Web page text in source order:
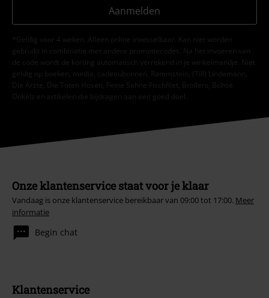
Aanmelden
*Geldig voor 4 weken. Alleen online inwisselbaar. Kan niet worden
gebruikt in combinatie met andere promotiecodes. Na het invoeren van
de code wordt de korting automatisch verrekend in je winkelmandje. Niet
geldig op boeken, media, cadeaubonnen, Rammstein, (Till) Lindemann,
Die Ärzte, Die Toten Hosen, Feine Sahne Fischfilet, Broilers, Böhse
Onkelz en artikelen die bijdragen aan een goed doel.
Onze klantenservice staat voor je klaar
Vandaag is onze klantenservice bereikbaar van 09:00 tot 17:00. Meer
informatie
Begin chat
Klantenservice